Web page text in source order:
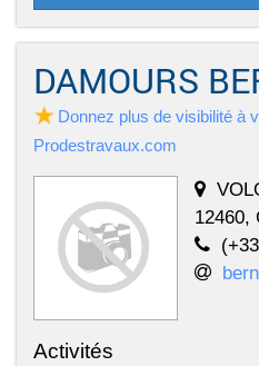
DAMOURS
Donnez plus de visibilité à
Prodestravaux.com
12460,
Activités